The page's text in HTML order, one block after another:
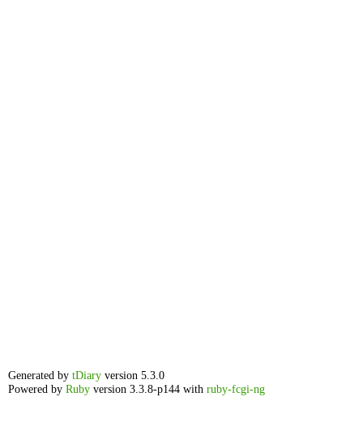
Generated by tDiary version 5.3.0
Powered by Ruby version 3.3.8-p144 with ruby-fcgi-ng